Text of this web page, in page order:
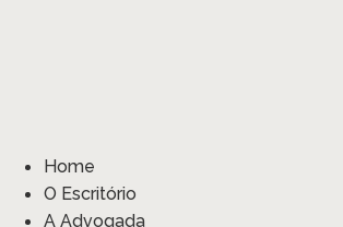
Home
O Escritório
A Advogada